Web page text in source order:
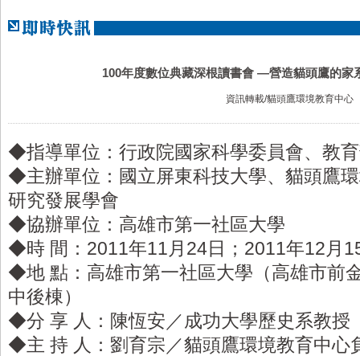
100年度數位典藏深根讀書會 —營造貓頭鷹的家
資訊轉載/貓頭鷹環境教育中心
◆指導單位：行政院國家科學委員會、教
◆主辦單位：國立屏東科技大學、貓頭鷹
研究發展學會
◆協辦單位：高雄市第一社區大學
◆時 間：2011年11月24日；2011年12月
◆地 點：高雄市第一社區大學（高雄市前
中後棟）
◆分 享 人：陳恆安／成功大學歷史系教授
◆主 持 人：劉育宗／貓頭鷹環境教育中心